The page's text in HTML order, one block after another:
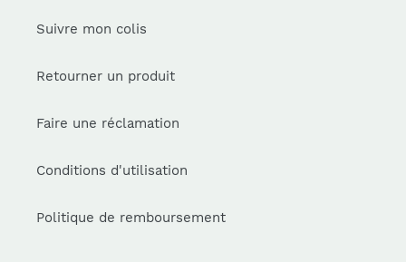
Suivre mon colis
Retourner un produit
Faire une réclamation
Conditions d'utilisation
Politique de remboursement